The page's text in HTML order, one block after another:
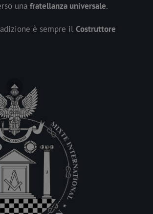
una fratellanza universale.
è sempre il Costruttore